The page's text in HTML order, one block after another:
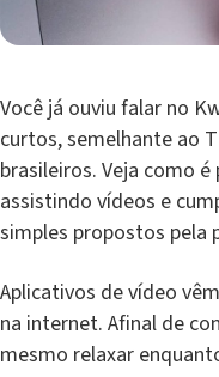
Você já ouviu falar no
curtos, semelhante ao
brasileiros. Veja como
assistindo vídeos e
simples propostos pela
Aplicativos de vídeo
na internet. Afinal de
mesmo relaxar